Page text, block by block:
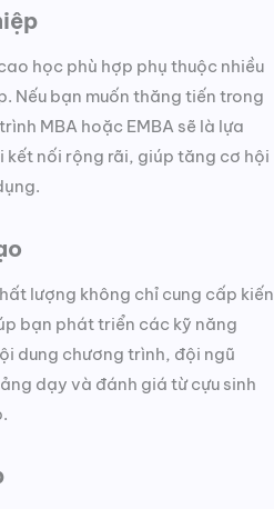
học phù hợp phụ thuộc nhiều
Nếu bạn muốn thăng tiến trong
MBA hoặc EMBA sẽ là lựa
kết nối rộng rãi, giúp tăng cơ hội
lượng không chỉ cung cấp kiến
bạn phát triển các kỹ năng
dung chương trình, đội ngũ
dạy và đánh giá từ cựu sinh